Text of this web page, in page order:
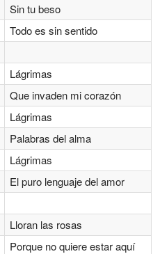
Sin tu beso
Todo es sin sentido
Lágrimas
Que invaden mi corazón
Lágrimas
Palabras del alma
Lágrimas
El puro lenguaje del amor
Lloran las rosas
Porque no quiere estar aquí